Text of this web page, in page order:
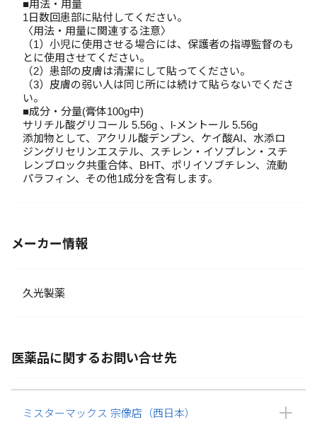
■用法・用量
1日数回患部に貼付してください。
〈用法・用量に関連する注意〉
（1）小児に使用させる場合には、保護者の指導監督のも
とに使用させてください。
（2）患部の皮膚は清潔にして貼ってください。
（3）皮膚の弱い人は同じ所には続けて貼らないでくださ
い。
■成分・分量(膏体100g中)
サリチル酸グリコール 5.56g 、l-メントール 5.56g
添加物として、アクリル酸デンプン、ケイ酸AI、水添ロ
ジングリセリンエステル、スチレン・イソプレン・スチ
レンブロック共重合体、BHT、ポリイソブチレン、流動
パラフィン、その他1成分を含有します。
メーカー情報
久光製薬
医薬品に関するお問い合せ先
ミスターマックス 宗像店（西日本）